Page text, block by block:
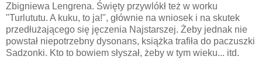
Zbigniewa Lengrena. Święty przywlókł też w worku
"Turlututu. A kuku, to ja!", głównie na wniosek i na skutek
przedłużającego się jęczenia Najstarszej. Żeby jednak nie
powstał niepotrzebny dysonans, książka trafiła do paczuszki
Sadzonki. Kto to bowiem słyszał, żeby w tym wieku... itd.